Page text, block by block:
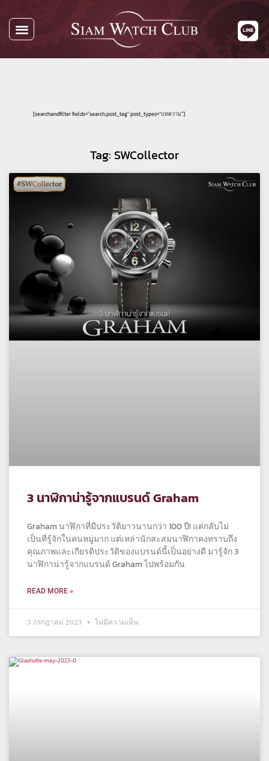
[searchandfilter fields="search,post_tag" post_types="บทความ"]
Tag: SWCollector
3 นาฬิกาน่ารู้จากแบรนด์ Graham
Graham นาฬิกาที่มีประวัติยาวนานกว่า 100 ปี! แต่กลับไม่
เป็นที่รู้จักในคนหมู่มาก แต่เหล่านักสะสมนาฬิกาคงทราบถึง
คุณภาพและเกียรติประวัติของแบรนด์นี้เป็นอย่างดี มารู้จัก 3
นาฬิกาน่ารู้จากแบรนด์ Graham ไปพร้อมกัน
READ MORE »
3 กรกฎาคม 2023 ไม่มีความเห็น